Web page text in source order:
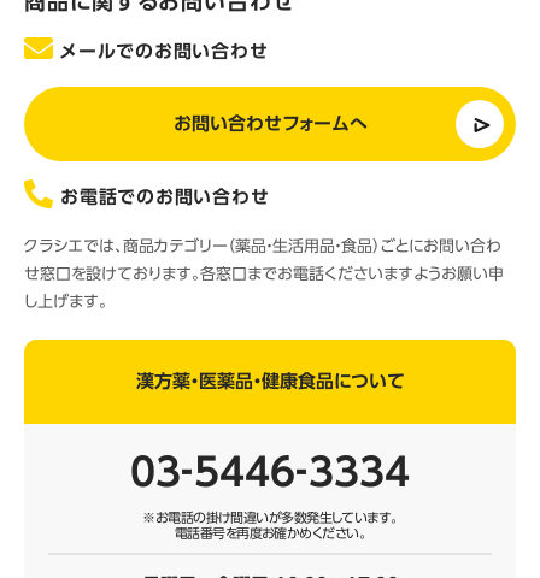
メールでのお問い合わせ
お問い合わせフォームへ
お電話でのお問い合わせ
クラシエでは、商品カテゴリー（薬品・生活用品・食品）ごとにお問い合わ
せ窓口を設けております。各窓口までお電話くださいますようお願い申
し上げます。
漢方薬・医薬品・健康食品について
03‐5446‐3334
※お電話の掛け間違いが多数発生しています。
電話番号を再度お確かめください。